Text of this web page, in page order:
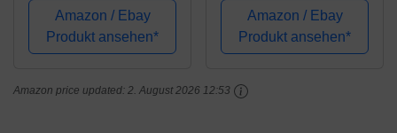
Velours, waschbares
Hundebett mit Rand,
Hundekissen Vier-
draußen, XXL,...
Amazon / Ebay
Produkt ansehen*
Plüsch Hundekissen
Katzenbett in
Doughnut-Form für
Hunde,Wasserfeste...
Amazon / Ebay
Produkt ansehen*
Amazon price updated: 2. August 2026 12:53